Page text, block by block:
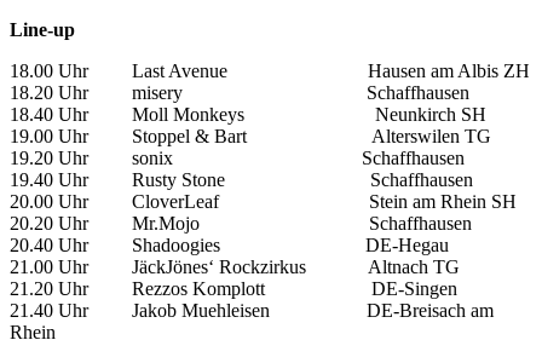
Line-up
18.00 Uhr Last Avenue Hausen am Albis ZH
18.20 Uhr misery Schaffhausen
18.40 Uhr Moll Monkeys Neunkirch SH
19.00 Uhr Stoppel & Bart Alterswilen TG
19.20 Uhr sonix Schaffhausen
19.40 Uhr Rusty Stone Schaffhausen
20.00 Uhr CloverLeaf Stein am Rhein SH
20.20 Uhr Mr.Mojo Schaffhausen
20.40 Uhr Shadoogies DE-Hegau
21.00 Uhr JäckJönes‘ Rockzirkus Altnach TG
21.20 Uhr Rezzos Komplott DE-Singen
21.40 Uhr Jakob Muehleisen DE-Breisach am
Rhein